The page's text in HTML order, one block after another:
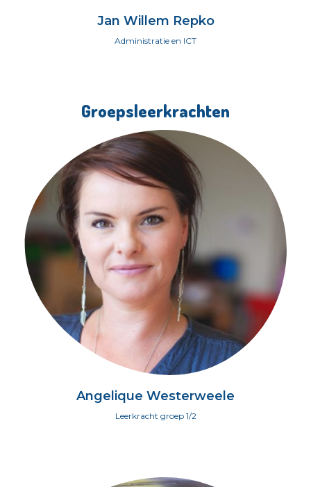
Jan Willem Repko
Administratie en ICT
Groepsleerkrachten
Angelique Westerweele
Leerkracht groep 1/2